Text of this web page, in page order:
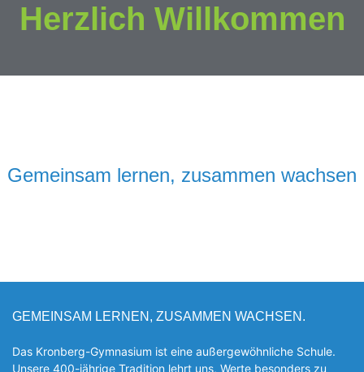
Herzlich Willkommen
Gemeinsam lernen, zusammen wachsen
GEMEINSAM LERNEN, ZUSAMMEN WACHSEN.
Das Kronberg-Gymnasium ist eine außergewöhnliche Schule.
Unsere 400-jährige Tradition lehrt uns, Werte besonders zu